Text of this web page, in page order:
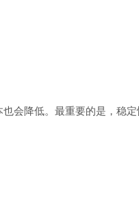
会降低。最重要的是，稳定